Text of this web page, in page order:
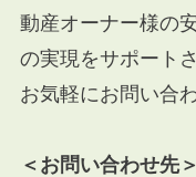
動産オーナー様の
の実現をサポート
お気軽にお問い合
＜お問い合わせ先＞